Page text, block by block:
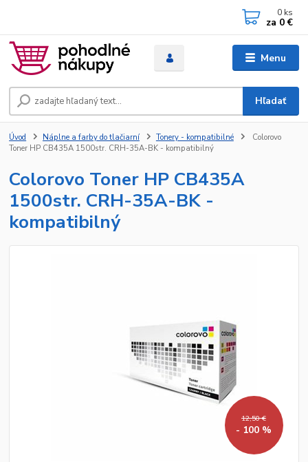
Menu
Hľadať
0 ks
za 0 €
Úvod Náplne a farby do tlačiarní Tonery - kompatibilné
Colorovo
Toner HP CB435A 1500str. CRH-35A-BK - kompatibilný
Colorovo Toner HP CB435A
1500str. CRH-35A-BK -
kompatibilný
12,50 €
- 100 %